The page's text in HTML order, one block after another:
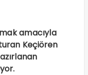
amacıyla
Keçiören